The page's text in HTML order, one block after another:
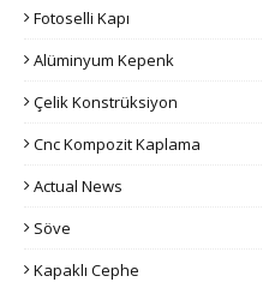
Fotoselli Kapı
Alüminyum Kepenk
Çelik Konstrüksiyon
Cnc Kompozit Kaplama
Actual News
Söve
Kapaklı Cephe